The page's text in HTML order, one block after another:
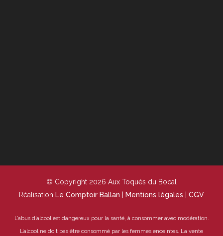
© Copyright 2026 Aux Toqués du Bocal
Réalisation Le Comptoir Ballan Mentions légales CGV
L’abus d’alcool est dangereux pour la santé, à consommer avec modération.
L’alcool ne doit pas être consommé par les femmes enceintes. La vente